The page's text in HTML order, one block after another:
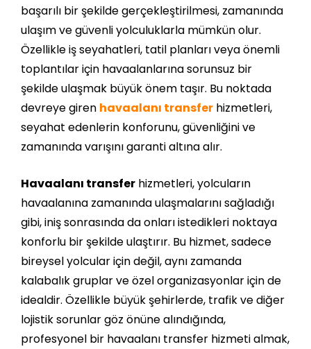
başarılı bir şekilde gerçekleştirilmesi, zamanında
ulaşım ve güvenli yolculuklarla mümkün olur.
Özellikle iş seyahatleri, tatil planları veya önemli
toplantılar için havaalanlarına sorunsuz bir
şekilde ulaşmak büyük önem taşır. Bu noktada
devreye giren havaalanı transfer hizmetleri,
seyahat edenlerin konforunu, güvenliğini ve
zamanında varışını garanti altına alır.
Havaalanı transfer hizmetleri, yolcuların
havaalanına zamanında ulaşmalarını sağladığı
gibi, iniş sonrasında da onları istedikleri noktaya
konforlu bir şekilde ulaştırır. Bu hizmet, sadece
bireysel yolcular için değil, aynı zamanda
kalabalık gruplar ve özel organizasyonlar için de
idealdir. Özellikle büyük şehirlerde, trafik ve diğer
lojistik sorunlar göz önüne alındığında,
profesyonel bir havaalanı transfer hizmeti almak,